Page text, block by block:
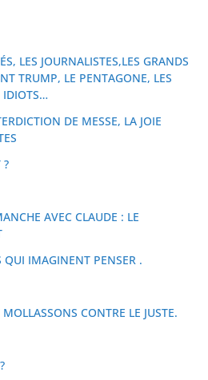
LES JOURNALISTES,LES GRANDS
TRUMP, LE PENTAGONE, LES
IDIOTS…
DE MESSE, LA JOIE
?
AVEC CLAUDE : LE
QUI IMAGINENT PENSER .
CONTRE LE JUSTE.